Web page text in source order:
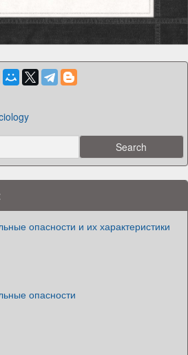
опасности и их характеристики
опасности